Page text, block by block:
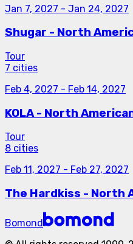
Jan 7, 2027 - Jan 24, 2027
Shugar - North
Tour
7 cities
Feb 4, 2027 - Feb 14, 2027
KOLA - North
Tour
8 cities
Feb 11, 2027 - Feb 27, 2027
The Hardkiss - North
Bomond